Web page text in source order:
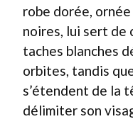
robe dorée,
noires, lui sert de
taches blanches
orbites, tandis
s’étendent de la
délimiter son